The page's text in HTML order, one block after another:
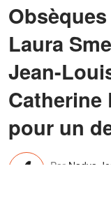
Laura
Jean-
Catherine
pour un
Par Nadya